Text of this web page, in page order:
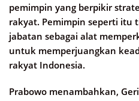
pemimpin yang berpikir
rakyat. Pemimpin seperti itu
jabatan sebagai alat
untuk memperjuangkan
rakyat Indonesia.
Prabowo menambahkan,